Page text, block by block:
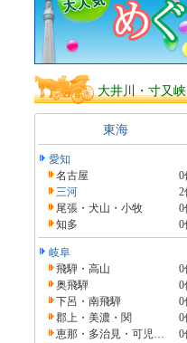
大井川・寸又
東海
愛知
名古屋
0
三河
2
尾張・犬山・小牧
0
知多
0
岐阜
飛騨・高山
0
奥飛騨
0
下呂・南飛騨
0
郡上・美濃・関
0
恵那・多治見・可児・加茂
0